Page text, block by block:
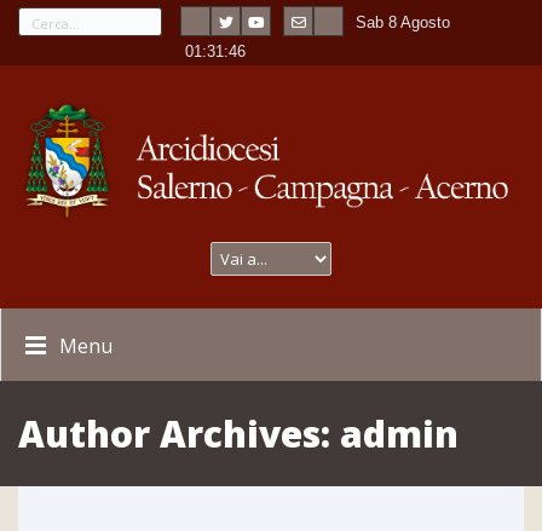
Sab 8 Agosto
-01:31:46
Menu
Author Archives: admin